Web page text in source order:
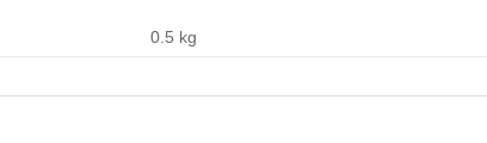
0.5 kg